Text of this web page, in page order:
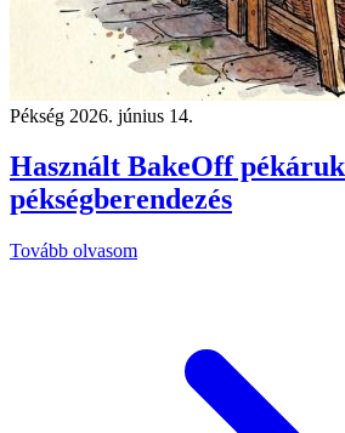
Pékség 2026. június 14.
Használt BakeOff
pékségberendezés
Tovább olvasom